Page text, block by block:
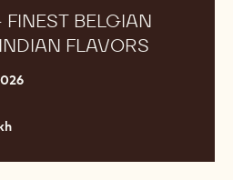
BELGIAN
FLAVORS